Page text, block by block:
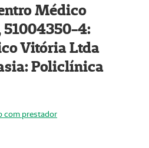
Médico
4:
Vitória Ltda
Policlínica
com prestador